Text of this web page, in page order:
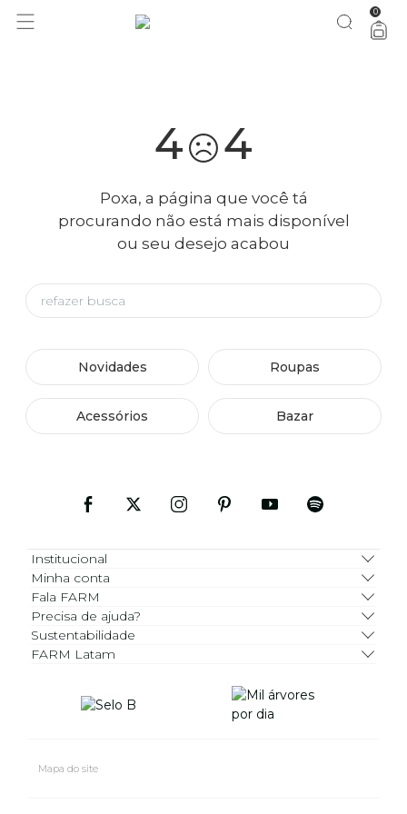
você merece 30% OFF pra comemorar com a gente aproveita! 0
4 4
Poxa, a página que você tá
procurando não está mais disponível
ou seu desejo acabou
Novidades Roupas
Acessórios Bazar
Institucional
Minha conta
Fala FARM
Precisa de ajuda?
Sustentabilidade
FARM Latam
Mapa do site